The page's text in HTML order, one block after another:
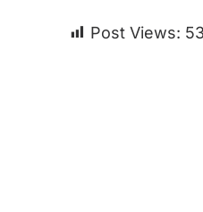
Post Views: